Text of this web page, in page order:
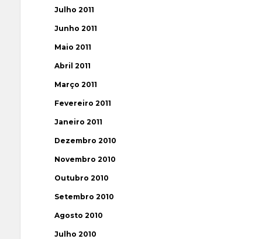
Julho 2011
Junho 2011
Maio 2011
Abril 2011
Março 2011
Fevereiro 2011
Janeiro 2011
Dezembro 2010
Novembro 2010
Outubro 2010
Setembro 2010
Agosto 2010
Julho 2010